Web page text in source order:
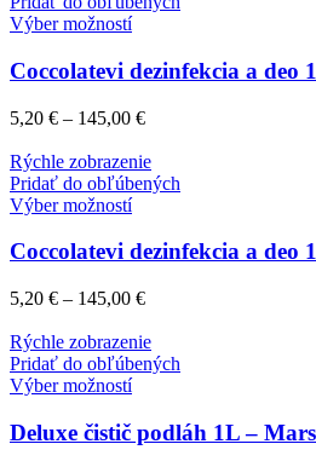
Výber možností
Coccolatevi dezinfekcia a deo
5,20 € – 145,00 €
Rýchle zobrazenie
Pridať do obľúbených
Výber možností
Coccolatevi dezinfekcia a deo
5,20 € – 145,00 €
Rýchle zobrazenie
Pridať do obľúbených
Výber možností
Deluxe čistič podláh 1L –